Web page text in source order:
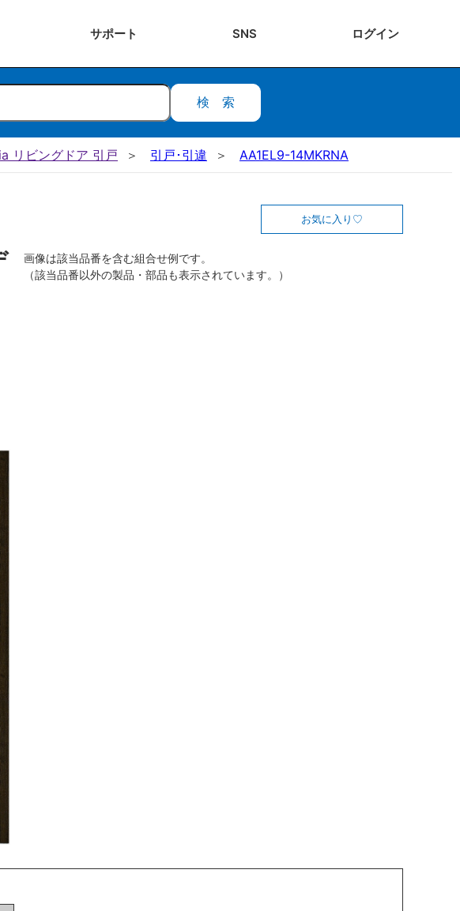
サポート SNS ログイン
検索
リビングドア 引戸 引戸･引違 AA1EL9-14MKRNA
お気に入り
画像は該当品番を含む組合せ例です。
（該当品番以外の製品・部品も表示されています。）